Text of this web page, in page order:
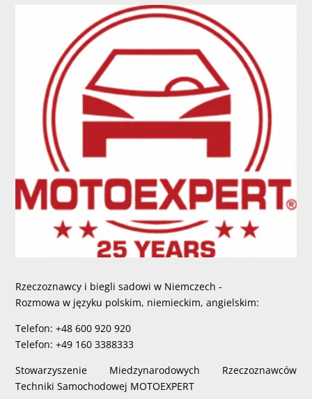
Rzeczoznawcy i biegli sadowi w Niemczech -
Rozmowa w języku polskim, niemieckim, angielskim:
Telefon: +48 600 920 920
Telefon: +49 160 3388333
Stowarzyszenie Miedzynarodowych Rzeczoznawców
Techniki Samochodowej MOTOEXPERT